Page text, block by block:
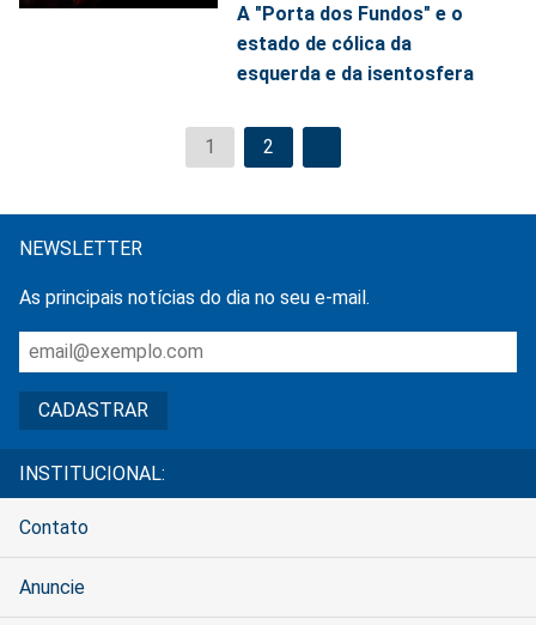
A "Porta dos Fundos" e o
estado de cólica da
esquerda e da isentosfera
1 2
NEWSLETTER
As principais notícias do dia no seu e-mail.
INSTITUCIONAL:
Contato
Anuncie